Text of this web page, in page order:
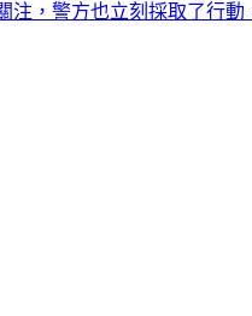
，警方也立刻採取了行